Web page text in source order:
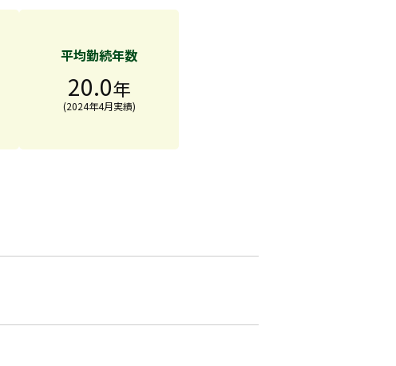
平均勤続年数
20.0年
(2024年4月実績)